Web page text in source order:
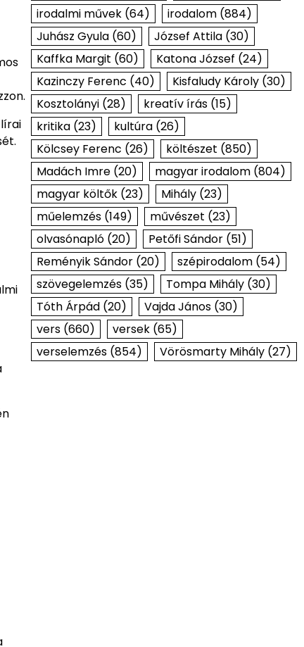
irodalmi művek(64) irodalom(884)
Juhász Gyula(60) József Attila(30)
Kaffka Margit (60) Katona József (24)
Kazinczy Ferenc (40) Kisfaludy Károly(30)
Kosztolányi(28) kreatív írás(15)
kritika(23) kultúra(26)
Kölcsey Ferenc (26) költészet (850)
Madách Imre(20) magyar irodalom(804)
magyar költők(23) Mihály(23)
műelemzés(149) művészet (23)
olvasónapló(20) Petőfi Sándor(51)
Reményik Sándor(20) szépirodalom(54)
szövegelemzés(35) Tompa Mihály(30)
Tóth Árpád(20) Vajda János(30)
vers(660) versek(65)
verselemzés(854) Vörösmarty Mihály(27)